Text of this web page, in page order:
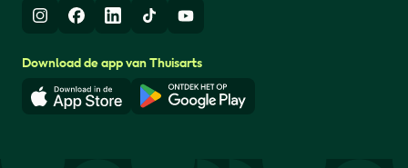
InstagramFacebook
LinkedInTikTokYoutube
Download de app van Thuisarts
Download in de App StoreDownload in de Google Play